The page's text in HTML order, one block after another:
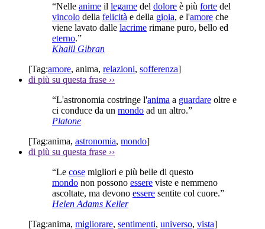
“Nelle anime il legame del dolore è più forte del
vincolo della felicità e della gioia, e l'amore che
viene lavato dalle lacrime rimane puro, bello ed
eterno.”
Khalil Gibran
[Tag:amore, anima, relazioni, sofferenza]
di più su questa frase ››
“L'astronomia costringe l'anima a guardare oltre e
ci conduce da un mondo ad un altro.”
Platone
[Tag:anima, astronomia, mondo]
di più su questa frase ››
“Le cose migliori e più belle di questo
mondo non possono essere viste e nemmeno
ascoltate, ma devono essere sentite col cuore.”
Helen Adams Keller
[Tag:anima, migliorare, sentimenti, universo, vista]